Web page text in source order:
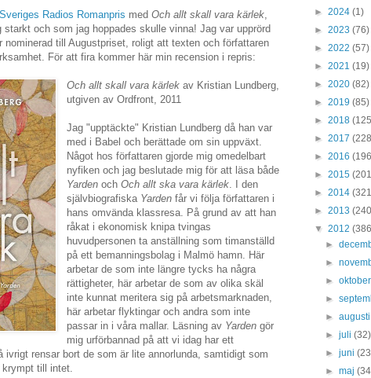
Sveriges Radios Romanpris med Och allt skall vara kärlek,
starkt och som jag hoppades skulle vinna! Jag var upprörd
nominerad till Augustpriset, roligt att texten och författaren
För att fira kommer här min recension i repris:
Och allt skall vara kärlekav Kristian Lundberg,
utgiven av Ordfront, 2011
Jag "upptäckte" Kristian Lundberg då han var
med i Babel och berättade om sin uppväxt.
Något hos författaren gjorde mig omedelbart
nyfiken och jag beslutade mig för att läsa både
Yarden ochOch allt ska vara kärlek. I den
självbiografiska Yarden får vi följa författaren i
hans omvända klassresa. På grund av att han
råkat i ekonomisk knipa tvingas
huvudpersonen ta anställning som timanställd
på ett bemanningsbolag i Malmö hamn. Här
arbetar de som inte längre tycks ha några
rättigheter, här arbetar de som av olika skäl
inte kunnat meritera sig på arbetsmarknaden,
här arbetar flyktingar och andra som inte
passar in i våra mallar. Läsning av Yarden gör
mig urförbannad på att vi idag har ett
rensar bort de som är lite annorlunda, samtidigt som
till intet.
► 2024 (1)
► 2023 (76)
► 2022 (57)
► 2021 (19)
► 2020 (82)
► 2019 (85)
► 2018
► 2017
► 2016
► 2015
► 2014
► 2013
▼ 2012
►
►
►
►
►
►juli(32)
►juni
►maj